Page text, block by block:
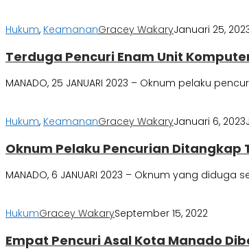
Hukum, KeamananGracey WakaryJanuari 25,
Terduga Pencuri Enam Unit
MANADO, 25 JANUARI 2023 – Oknum pelaku
Hukum, KeamananGracey WakaryJanuari 6, 2023
Oknum Pelaku Pencurian Ditangkap
MANADO, 6 JANUARI 2023 – Oknum yang
HukumGracey WakarySeptember 15, 2022
Empat Pencuri Asal Kota Manado